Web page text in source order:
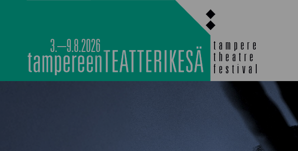
3.–9.8.2026